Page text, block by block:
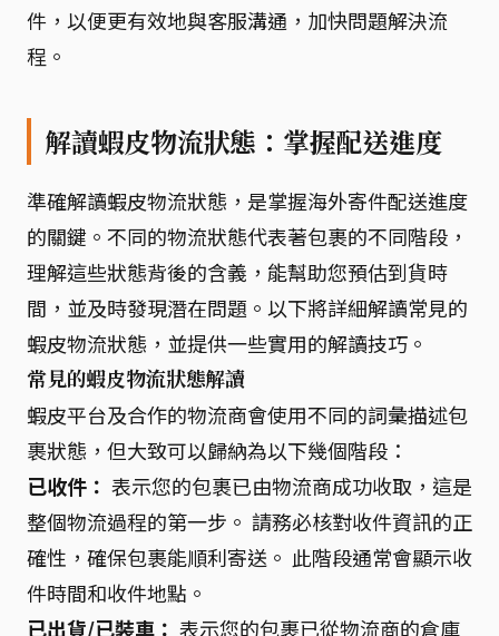
件，以便更有效地與客服溝通，加快問題解決流
程。
解讀蝦皮物流狀態：掌握配送進度
準確解讀蝦皮物流狀態，是掌握海外寄件配送進度
的關鍵。不同的物流狀態代表著包裹的不同階段，
理解這些狀態背後的含義，能幫助您預估到貨時
間，並及時發現潛在問題。以下將詳細解讀常見的
蝦皮物流狀態，並提供一些實用的解讀技巧。
常見的蝦皮物流狀態解讀
蝦皮平台及合作的物流商會使用不同的詞彙描述包
裹狀態，但大致可以歸納為以下幾個階段：
已收件： 表示您的包裹已由物流商成功收取，這是
整個物流過程的第一步。 請務必核對收件資訊的正
確性，確保包裹能順利寄送。 此階段通常會顯示收
件時間和收件地點。
已出貨/已裝車： 表示您的包裹已從物流商的倉庫